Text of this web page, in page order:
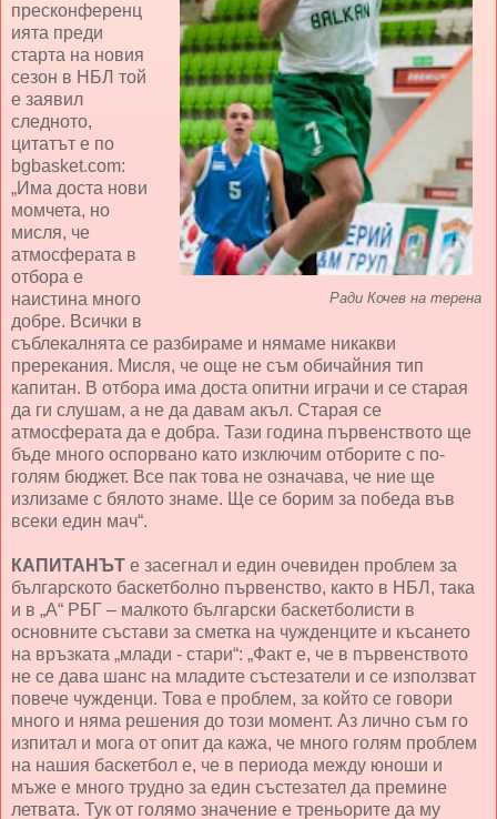
Ради Кочев на терена
пресконференц
ията преди
старта на новия
сезон в НБЛ той
е заявил
следното,
цитатът е по
bgbasket.com:
„Има доста нови
момчета, но
мисля, че
атмосферата в
отбора е
наистина много
добре. Всички в
съблекалнята се разбираме и нямаме никакви
пререкания. Мисля, че още не съм обичайния тип
капитан. В отбора има доста опитни играчи и се старая
да ги слушам, а не да давам акъл. Старая се
атмосферата да е добра. Тази година първенството ще
бъде много оспорвано като изключим отборите с по-
голям бюджет. Все пак това не означава, че ние ще
излизаме с бялото знаме. Ще се борим за победа във
всеки един мач“.
КАПИТАНЪТ е засегнал и един очевиден проблем за
българското баскетболно първенство, както в НБЛ, така
и в „А“ РБГ – малкото български баскетболисти в
основните състави за сметка на чужденците и късането
на връзката „млади - стари“: „Факт е, че в първенството
не се дава шанс на младите състезатели и се използват
повече чужденци. Това е проблем, за който се говори
много и няма решения до този момент. Аз лично съм го
изпитал и мога от опит да кажа, че много голям проблем
на нашия баскетбол е, че в периода между юноши и
мъже е много трудно за един състезател да премине
летвата. Тук от голямо значение е треньорите да му